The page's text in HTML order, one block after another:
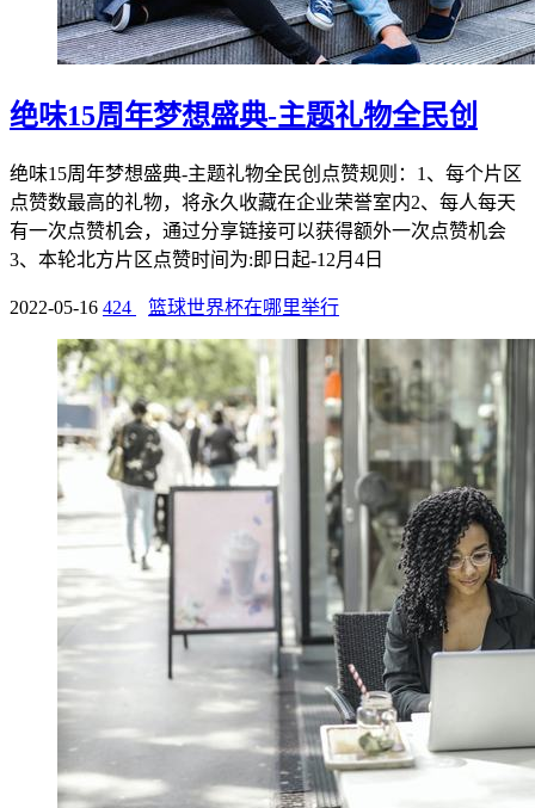
绝味15周年梦想盛典-主题礼物全民创
绝味15周年梦想盛典-主题礼物全民创点赞规则：1、每个片区
点赞数最高的礼物，将永久收藏在企业荣誉室内2、每人每天
有一次点赞机会，通过分享链接可以获得额外一次点赞机会
3、本轮北方片区点赞时间为:即日起-12月4日
2022-05-16 424 篮球世界杯在哪里举行